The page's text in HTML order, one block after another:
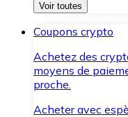
Voir toutes
Coupons crypto
Achetez des
moyens de
proche.
Acheter avec